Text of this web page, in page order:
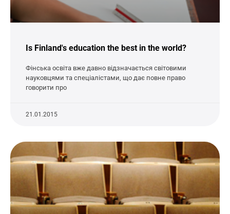
Is Finland's education the best in the world?
Фінська освіта вже давно відзначається світовими
науковцями та спеціалістами, що дає повне право
говорити про
21.01.2015